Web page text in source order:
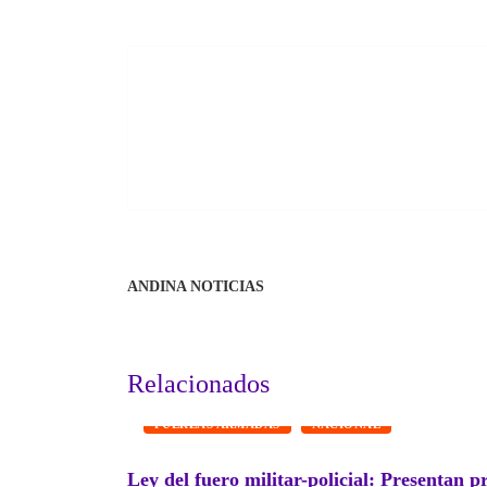
ANDINA NOTICIAS
Relacionados
FUERZAS ARMADAS NACIONAL
Ley del fuero militar-policial: Presentan